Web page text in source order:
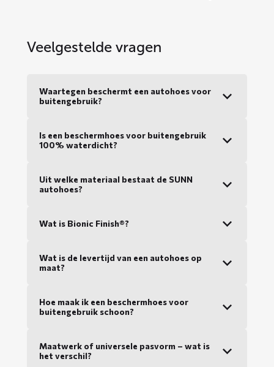
Veelgestelde vragen
Waartegen beschermt een autohoes voor
buitengebruik?
Is een beschermhoes voor buitengebruik
100% waterdicht?
Uit welke materiaal bestaat de SUNN
autohoes?
Wat is Bionic Finish®?
Wat is de levertijd van een autohoes op
maat?
Hoe maak ik een beschermhoes voor
buitengebruik schoon?
Maatwerk of universele pasvorm – wat is
het verschil?